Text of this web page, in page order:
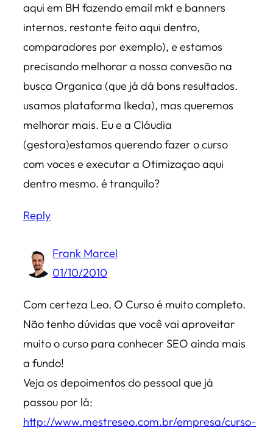
aqui em BH fazendo email mkt e banners
internos. restante feito aqui dentro,
comparadores por exemplo), e estamos
precisando melhorar a nossa convesão na
busca Organica (que já dá bons resultados.
usamos plataforma Ikeda), mas queremos
melhorar mais. Eu e a Cláudia
(gestora)estamos querendo fazer o curso
com voces e executar a Otimizaçao aqui
dentro mesmo. é tranquilo?
Reply
Frank Marcel
01/10/2010
Com certeza Leo. O Curso é muito completo.
Não tenho dúvidas que você vai aproveitar
muito o curso para conhecer SEO ainda mais
a fundo!
Veja os depoimentos do pessoal que já
passou por lá:
http://www.mestreseo.com.br/empresa/curso-